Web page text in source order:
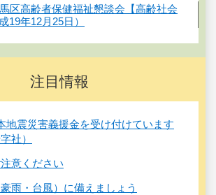
区高齢者保健福祉懇談会【高齢社会
19年12月25日）
注目情報
地震災害義援金を受け付けています
社）
意ください
雨・台風）に備えましょう